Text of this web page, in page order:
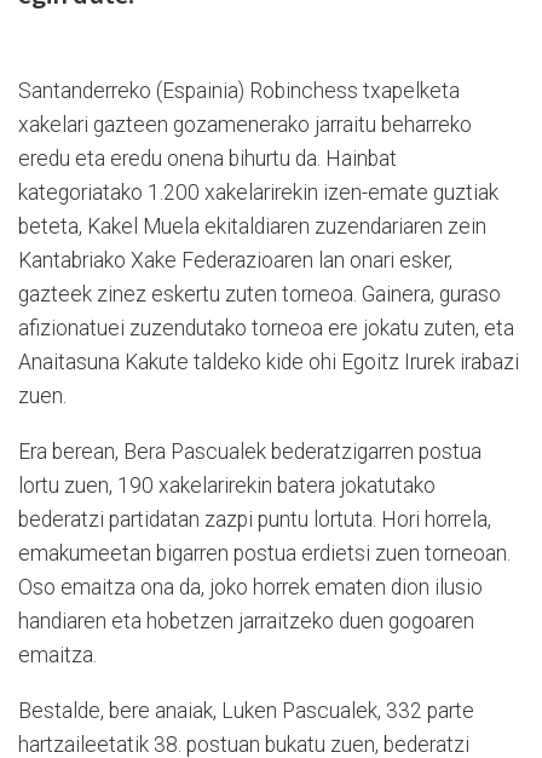
Santanderreko (Espainia) Robinchess txapelketa
xakelari gazteen gozamenerako jarraitu beharreko
eredu eta eredu onena bihurtu da. Hainbat
kategoriatako 1.200 xakelarirekin izen-emate guztiak
beteta, Kakel Muela ekitaldiaren zuzendariaren zein
Kantabriako Xake Federazioaren lan onari esker,
gazteek zinez eskertu zuten torneoa. Gainera, guraso
afizionatuei zuzendutako torneoa ere jokatu zuten, eta
Anaitasuna Kakute taldeko kide ohi Egoitz Irurek irabazi
zuen.
Era berean, Bera Pascualek bederatzigarren postua
lortu zuen, 190 xakelarirekin batera jokatutako
bederatzi partidatan zazpi puntu lortuta. Hori horrela,
emakumeetan bigarren postua erdietsi zuen torneoan.
Oso emaitza ona da, joko horrek ematen dion ilusio
handiaren eta hobetzen jarraitzeko duen gogoaren
emaitza.
Bestalde, bere anaiak, Luken Pascualek, 332 parte
hartzaileetatik 38. postuan bukatu zuen, bederatzi